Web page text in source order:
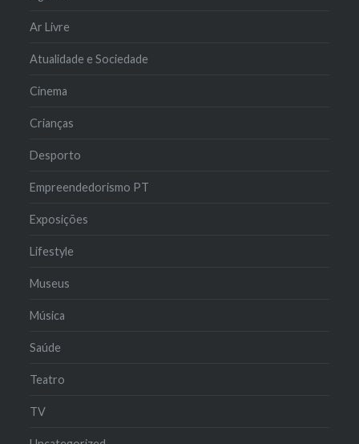
Ar Livre
Atualidade e Sociedade
Cinema
Crianças
Desporto
Empreendedorismo PT
Exposições
Lifestyle
Museus
Música
Saúde
Teatro
TV